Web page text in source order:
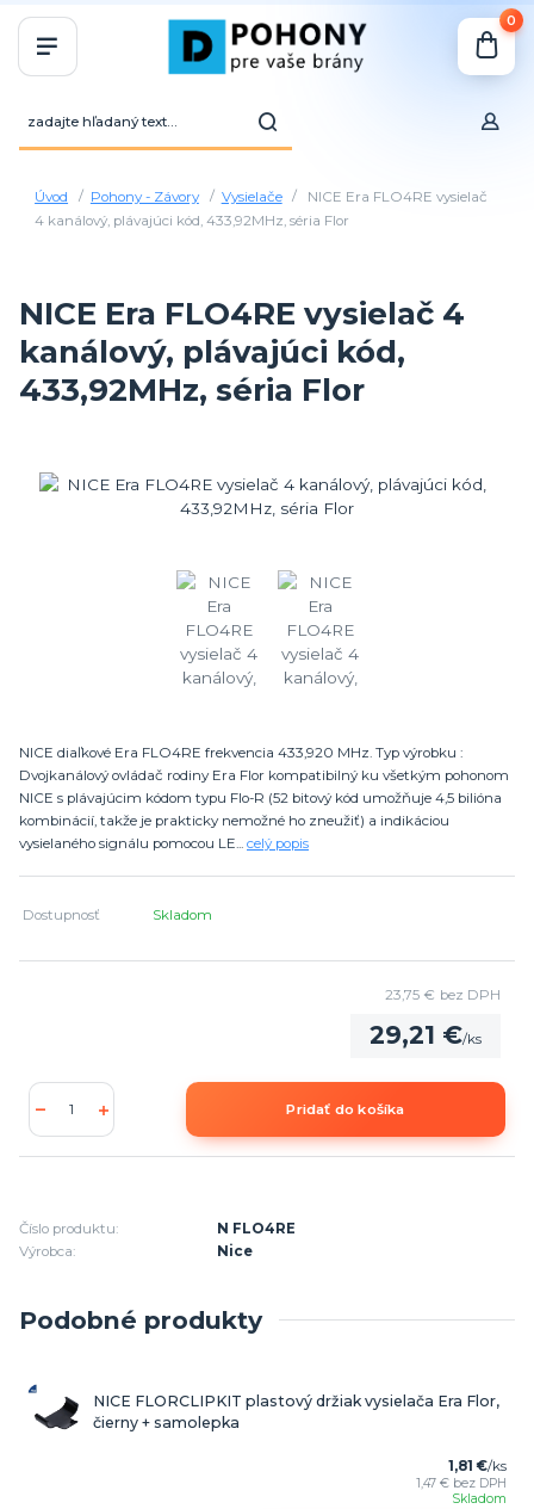
0
Úvod Pohony - Závory Vysielače
NICE Era FLO4RE vysielač
4 kanálový, plávajúci kód, 433,92MHz, séria Flor
NICE Era FLO4RE vysielač 4
kanálový, plávajúci kód,
433,92MHz, séria Flor
NICE diaľkové Era FLO4RE frekvencia 433,920 MHz. Typ výrobku :
Dvojkanálový ovládač rodiny Era Flor kompatibilný ku všetkým pohonom
NICE s plávajúcim kódom typu Flo-R (52 bitový kód umožňuje 4,5 bilióna
kombinácií, takže je prakticky nemožné ho zneužiť) a indikáciou
vysielaného signálu pomocou LE... celý popis
Dostupnosť Skladom
29,21 €/ks
23,75 € bez DPH
Pridať do košíka
Číslo produktu:
N FLO4RE
Výrobca:
Nice
Podobné produkty
NICE FLORCLIPKIT plastový držiak vysielača Era Flor,
čierny + samolepka
1,81 €/ks
1,47 € bez DPH
Skladom